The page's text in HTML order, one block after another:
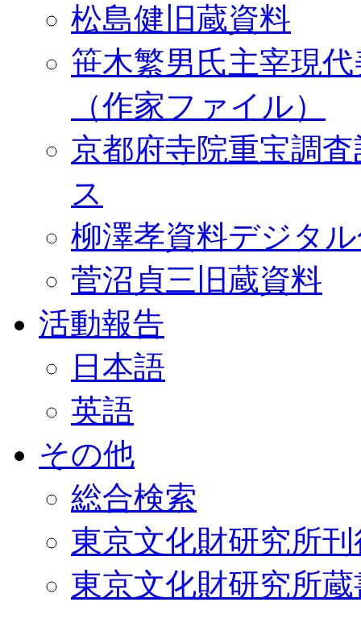
松島健旧蔵資料
笹木繁男氏主宰現
（作家ファイル）
京都府寺院重宝調
ス
柳澤孝資料デジタ
菅沼貞三旧蔵資料
活動報告
日本語
英語
その他
総合検索
東京文化財研究所
東京文化財研究所